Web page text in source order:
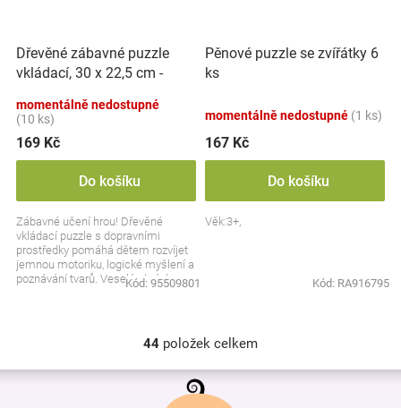
Dřevěné zábavné puzzle
vkládací, 30 x 22,5 cm -
momentálně nedostupné
(10 ks)
169 Kč
Do košíku
Zábavné učení hrou! Dřevěné
vkládací puzzle s dopravními
prostředky pomáhá dětem rozvíjet
jemnou motoriku, logické myšlení a
poznávání tvarů. Veselé obrázky
Kód: 95509801
Pěnové puzzle se zvířátky 6
ks
momentálně nedostupné (1 ks)
167 Kč
Do košíku
Věk:3+,
Kód: RA916795
O
v
l
44 položek celkem
Z